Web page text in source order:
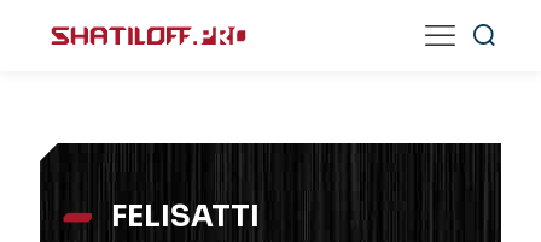
FELISATTI